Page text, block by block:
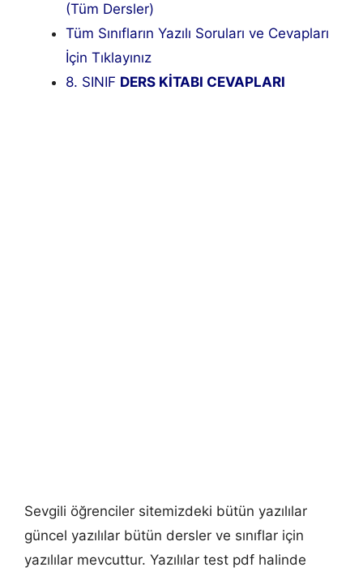
(Tüm Dersler)
Tüm Sınıfların Yazılı Soruları ve Cevapları
İçin Tıklayınız
8. SINIF DERS KİTABI CEVAPLARI
Sevgili öğrenciler sitemizdeki bütün yazılılar
güncel yazılılar bütün dersler ve sınıflar için
yazılılar mevcuttur. Yazılılar test pdf halinde